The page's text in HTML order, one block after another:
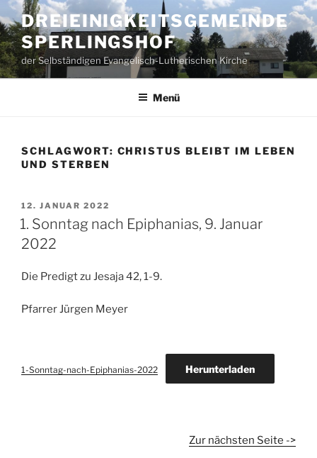
Zum
Inhalt
springen
DREIEINIGKEITSGEMEINDE
SPERLINGSHOF
der Selbständigen Evangelisch-Lutherischen Kirche
Menü
SCHLAGWORT: CHRISTUS BLEIBT IM LEBEN
UND STERBEN
VERÖFFENTLICHT
AM
12. JANUAR 2022
1. Sonntag nach Epiphanias, 9. Januar
2022
Die Predigt zu Jesaja 42, 1-9.
Pfarrer Jürgen Meyer
1-Sonntag-nach-Epiphanias-2022 Herunterladen
Zur nächsten Seite ->